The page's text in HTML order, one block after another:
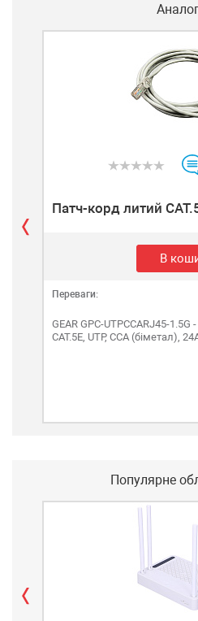
Патч-корд литий
В
Переваги:
GEAR GPC-UTPCCARJ45-
САТ.5E, UTP, CCA (біметал),
Популярне